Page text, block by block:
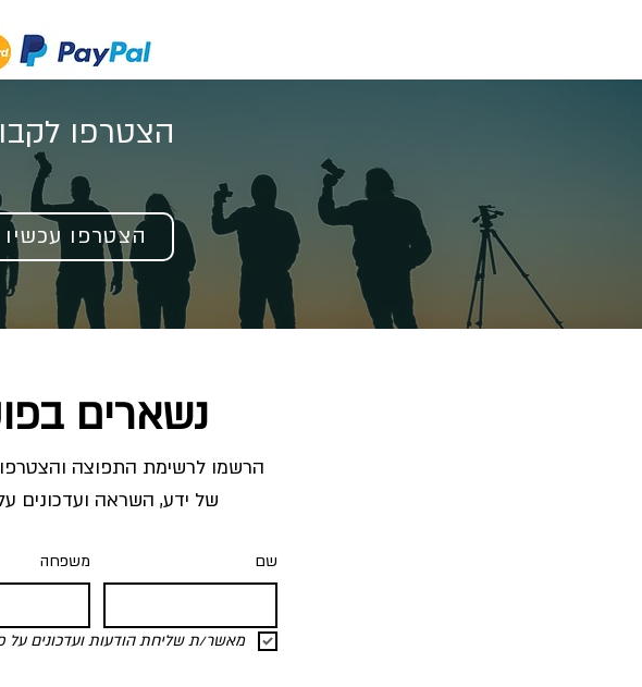
הצטרפו
<< הצטרפו עכשיו
נשארים
של ידע, השראה ועדכונים
שם משפחה
מאשר/ת שליחת הודעות ועדכונים על